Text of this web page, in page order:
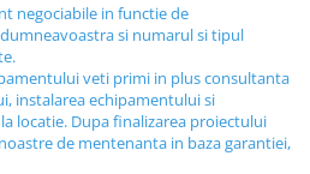
negociabile in functie de
si numarul si tipul
veti primi in plus consultanta
instalarea echipamentului si
locatie. Dupa finalizarea proiectului
de mentenanta in baza garantiei,